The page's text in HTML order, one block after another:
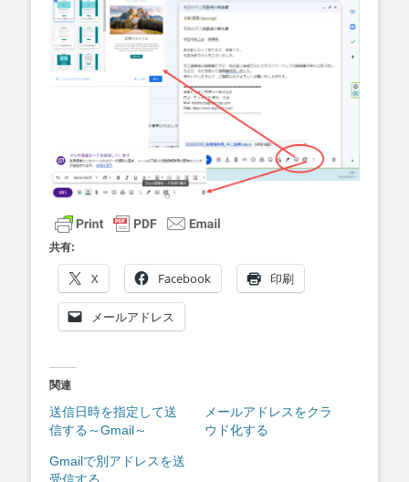
共有:
X Facebook 印刷
メールアドレス
関連
送信日時を指定して送
信する～Gmail～
メールアドレスをクラ
ウド化する
Gmailで別アドレスを送
受信する